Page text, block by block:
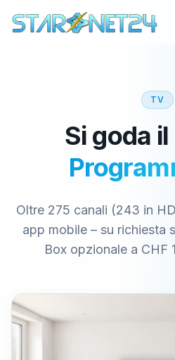
TV
Si goda
Oltre 275 canali (243 in
app mobile – su richiesta
Box opzionale a CHF